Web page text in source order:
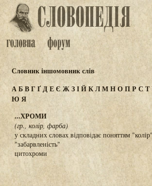
Словник іншомовник слів
АБВГҐДЕЄ ЖЗІЙКЛМНОПР СТ
Ю Я
...ХРОМИ
(гр., колір, фарба)
у складних словах відповідає поняттям
"забарвленість"
цитохроми